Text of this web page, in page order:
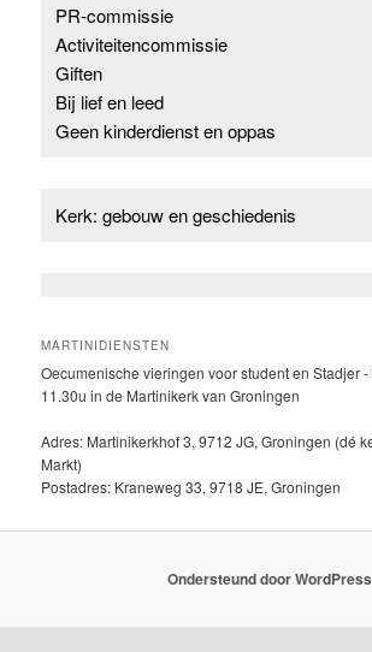
PR-commissie
Activiteitencommissie
Giften
Bij lief en leed
Geen kinderdienst en oppas
Kerk: gebouw en geschiedenis
MARTINIDIENSTEN
Oecumenische vieringen voor student en Stadjer
11.30u in de Martinikerk van Groningen
Adres: Martinikerkhof 3, 9712 JG, Groningen (dé
Markt)
Postadres: Kraneweg 33, 9718 JE, Groningen
Ondersteund door WordPress